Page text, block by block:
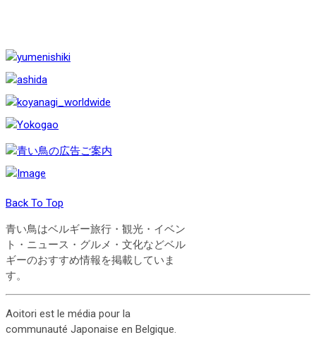
Back To Top
青い鳥はベルギー旅行・観光・イベン
ト・ニュース・グルメ・文化などベル
ギーのおすすめ情報を掲載していま
す。
Aoitori est le média pour la
communauté Japonaise en Belgique.